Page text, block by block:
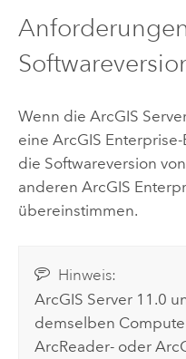
Wenn die ArcGIS
eine ArcGIS Enterprise-
die Softwareversion von
anderen ArcGIS
übereinstimmen.
Hinweis:
ArcGIS Server 11.0
demselben
ArcReader- oder